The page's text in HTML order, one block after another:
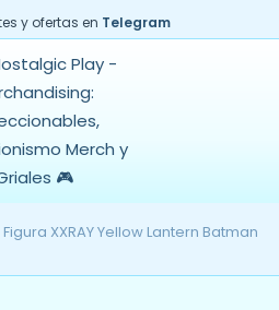
y ofertas en Telegram
Figura XXRAY Yellow Lantern Batman